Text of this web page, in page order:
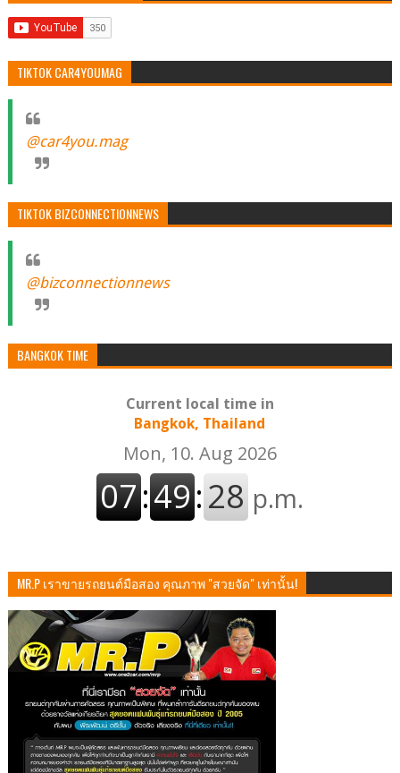
TIKTOK CAR4YOUMAG
@car4you.mag
TIKTOK BIZCONNECTIONNEWS
@bizconnectionnews
BANGKOK TIME
Current local time in
Bangkok, Thailand
MR.P เราขายรถยนต์มือสอง คุณภาพ "สวยจัด" เท่านั้น!